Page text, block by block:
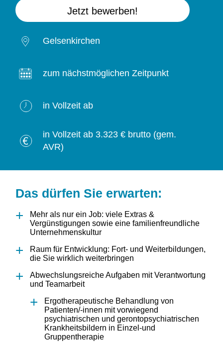
Jetzt bewerben!
Gelsenkirchen
zum nächstmöglichen Zeitpunkt
in Vollzeit ab
in Vollzeit ab 3.323 € brutto (gem.
AVR)
Das dürfen Sie erwarten:
Mehr als nur ein Job: viele Extras &
Vergünstigungen sowie eine familienfreundliche
Unternehmenskultur
Raum für Entwicklung: Fort- und Weiterbildungen,
die Sie wirklich weiterbringen
Abwechslungsreiche Aufgaben mit Verantwortung
und Teamarbeit
Ergotherapeutische Behandlung von
Patienten/-innen mit vorwiegend
psychiatrischen und gerontopsychiatrischen
Krankheitsbildern in Einzel-und
Gruppentherapie